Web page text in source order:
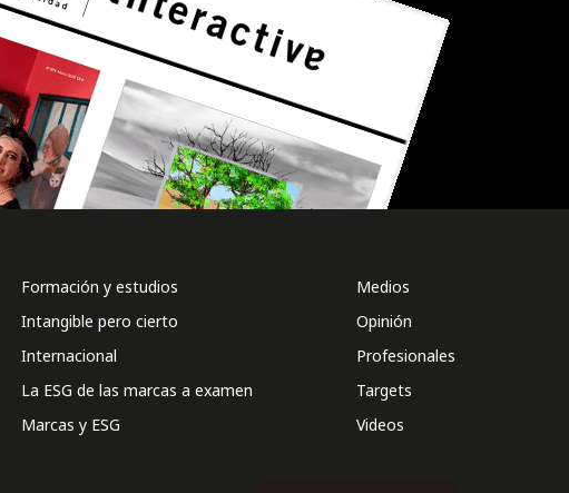
Formación y estudios
Intangible pero cierto
Internacional
La ESG de las marcas a examen
Marcas y ESG
Medios
Opinión
Profesionales
Targets
Videos